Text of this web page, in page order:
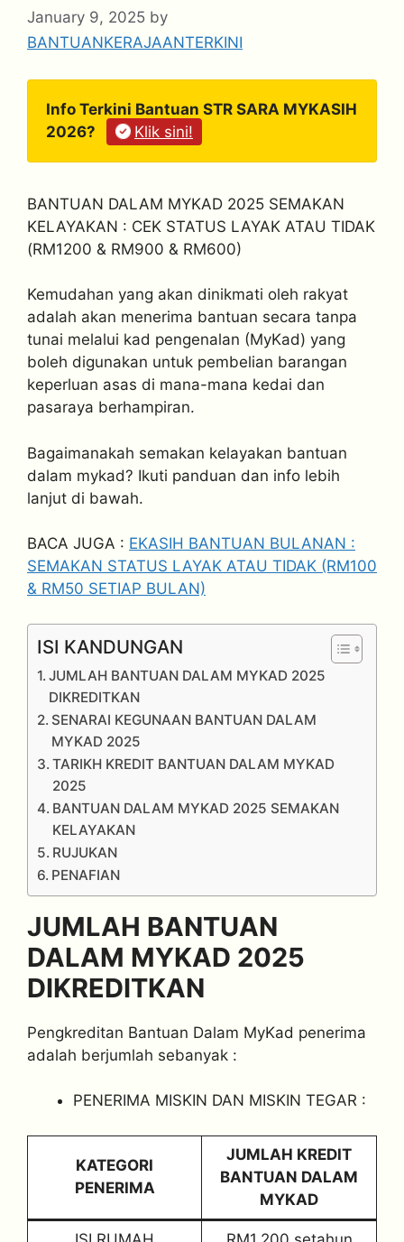
January 9, 2025 by
BANTUANKERAJAANTERKINI
Info Terkini Bantuan STR SARA MYKASIH
2026?
Klik sini!
BANTUAN DALAM MYKAD 2025 SEMAKAN
KELAYAKAN : CEK STATUS LAYAK ATAU TIDAK
(RM1200 & RM900 & RM600)
Kemudahan yang akan dinikmati oleh rakyat
adalah akan menerima bantuan secara tanpa
tunai melalui kad pengenalan (MyKad) yang
boleh digunakan untuk pembelian barangan
keperluan asas di mana-mana kedai dan
pasaraya berhampiran.
Bagaimanakah semakan kelayakan bantuan
dalam mykad? Ikuti panduan dan info lebih
lanjut di bawah.
BACA JUGA : EKASIH BANTUAN BULANAN :
SEMAKAN STATUS LAYAK ATAU TIDAK (RM100
& RM50 SETIAP BULAN)
ISI KANDUNGAN
JUMLAH BANTUAN DALAM MYKAD 2025
DIKREDITKAN
SENARAI KEGUNAAN BANTUAN DALAM
MYKAD 2025
TARIKH KREDIT BANTUAN DALAM MYKAD
2025
BANTUAN DALAM MYKAD 2025 SEMAKAN
KELAYAKAN
RUJUKAN
PENAFIAN
JUMLAH BANTUAN
DALAM MYKAD 2025
DIKREDITKAN
Pengkreditan Bantuan Dalam MyKad penerima
adalah berjumlah sebanyak :
PENERIMA MISKIN DAN MISKIN TEGAR :
KATEGORI
PENERIMA
JUMLAH KREDIT
BANTUAN DALAM
MYKAD